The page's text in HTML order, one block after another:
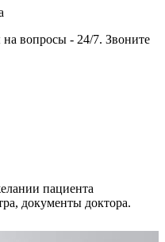
вопросы - 24/7. Звоните
пациента
документы доктора.